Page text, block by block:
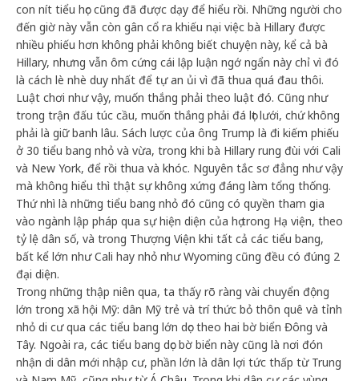
con nít tiểu học cũng đã được dạy để hiểu rồi. Những người cho
đến giờ này vẫn còn gân cổ ra khiếu nại việc bà Hillary được
nhiều phiếu hơn không phải không biết chuyện này, kể cả bà
Hillary, nhưng vẫn ôm cứng cái lập luận ngớ ngẩn này chỉ vì đó
là cách lè nhè duy nhất để tự an ủi vì đã thua quá đau thôi.
Luật chơi như vậy, muốn thắng phải theo luật đó. Cũng như
trong trận đấu túc cầu, muốn thắng phải đá lọt lưới, chứ không
phải là giữ banh lâu. Sách lược của ông Trump là đi kiếm phiếu
ở 30 tiểu bang nhỏ và vừa, trong khi bà Hillary rung đùi với Cali
và New York, để rồi thua và khóc. Nguyên tắc sơ đẳng như vậy
mà không hiểu thì thật sự không xứng đáng làm tổng thống.
Thứ nhì là những tiểu bang nhỏ đó cũng có quyền tham gia
vào ngành lập pháp qua sự hiện diện của họ trong Hạ viện, theo
tỷ lệ dân số, và trong Thượng Viện khi tất cả các tiểu bang,
bất kể lớn như Cali hay nhỏ như Wyoming cũng đều có đúng 2
đại diện.
Trong những thập niên qua, ta thấy rõ ràng vài chuyển động
lớn trong xã hội Mỹ: dân Mỹ trẻ và trí thức bỏ thôn quê và tỉnh
nhỏ di cư qua các tiểu bang lớn dọc theo hai bờ biển Đông và
Tây. Ngoài ra, các tiểu bang dọc bờ biển này cũng là nơi đón
nhận di dân mới nhập cư, phần lớn là dân lợi tức thấp từ Trung